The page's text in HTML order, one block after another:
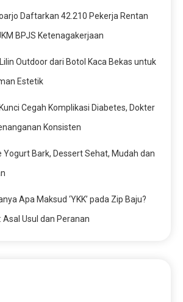
Daftarkan 42.210 Pekerja Rentan
BPJS Ketenagakerjaan
Outdoor dari Botol Kaca Bekas untuk
Estetik
Cegah Komplikasi Diabetes, Dokter
Konsisten
Yogurt Bark, Dessert Sehat, Mudah dan
Apa Maksud ‘YKK’ pada Zip Baju?
Asal Usul dan Peranan